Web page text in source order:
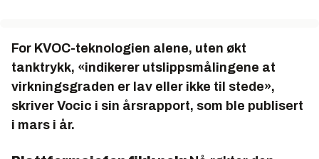
For KVOC-teknologien alene, uten økt
tanktrykk, «indikerer utslippsmålingene at
virkningsgraden er lav eller ikke til stede»,
skriver Vocic i sin årsrapport, som ble publisert
i mars i år.